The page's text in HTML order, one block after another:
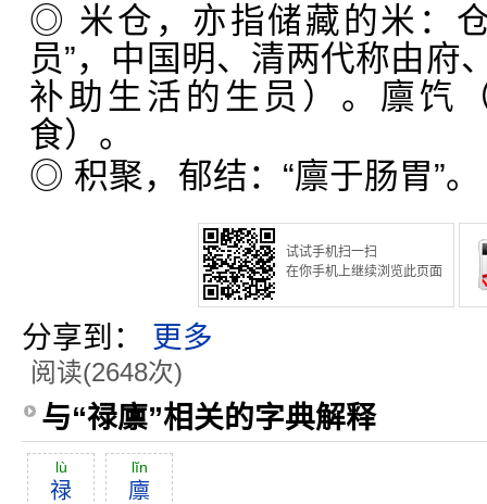
◎ 米仓，亦指储藏的米：
员”，中国明、清两代称由府
补助生活的生员）。廪饩
食）。
◎ 积聚，郁结：“廪于肠胃”。
试试手机扫一扫
在你手机上继续浏览此页面
分享到： 更多
阅读(2648次)
与“禄廪”相关的字典解释
lù
禄
lĭn
廪